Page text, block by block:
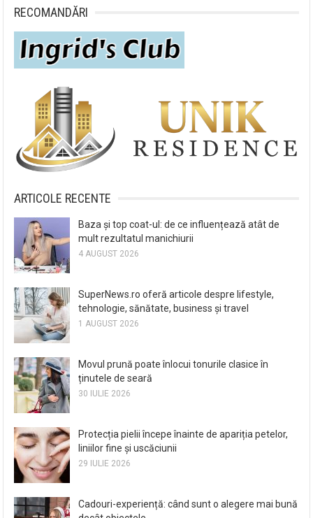
RECOMANDĂRI
ARTICOLE RECENTE
Baza și top coat-ul: de ce influențează atât de
mult rezultatul manichiurii
4 AUGUST 2026
SuperNews.ro oferă articole despre lifestyle,
tehnologie, sănătate, business și travel
1 AUGUST 2026
Movul prună poate înlocui tonurile clasice în
ținutele de seară
30 IULIE 2026
Protecția pielii începe înainte de apariția petelor,
liniilor fine și uscăciunii
29 IULIE 2026
Cadouri-experiență: când sunt o alegere mai bună